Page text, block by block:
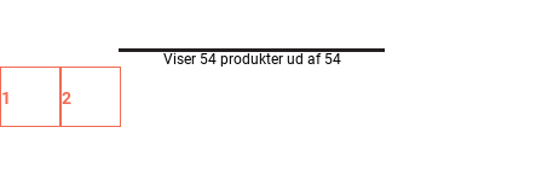
Viser 54 produkter ud af 54
1 2